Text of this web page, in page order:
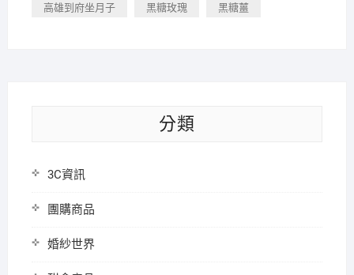
高雄到府坐月子 黑糖玫瑰 黑糖薑
分類
3C資訊
團購商品
婚紗世界